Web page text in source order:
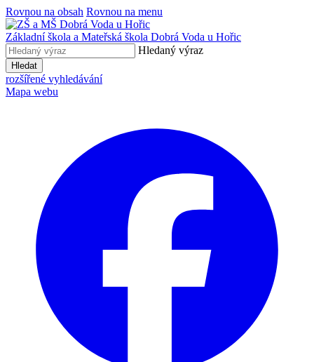
Rovnou na obsah Rovnou na menu
Základní škola a Mateřská škola Dobrá Voda u Hořic
Hledaný výraz
Hledat
rozšířené vyhledávání
Mapa webu